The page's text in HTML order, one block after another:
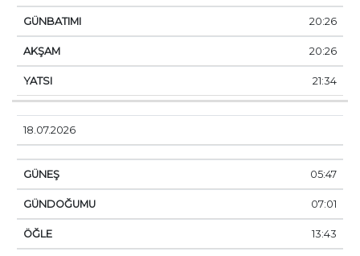
20:26
20:26
21:34
18.07.2026
05:47
07:01
13:43